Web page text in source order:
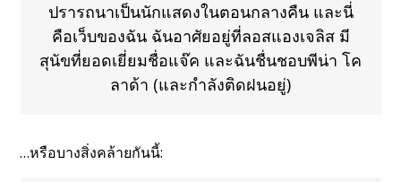
ปรารถนาเป็นนักแสดงในตอนกลางคืน และนี่
คือเว็บของฉัน ฉันอาศัยอยู่ที่ลอสแองเจลิส มี
สุนัขที่ยอดเยี่ยมชื่อแจ๊ค และฉันชื่นชอบพีน่า โค
ลาด้า (และกำลังติดฝนอยู่)
…หรือบางสิ่งคล้ายกันนี้: